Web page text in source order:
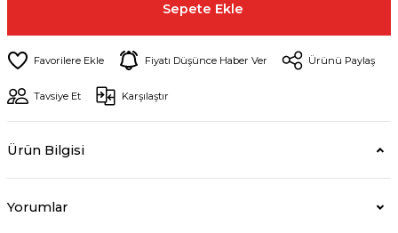
Sepete Ekle
Fiyatı Düşünce Haber Ver Ürünü Paylaş
Tavsiye Et Karşılaştır
Ürün Bilgisi
Yorumlar